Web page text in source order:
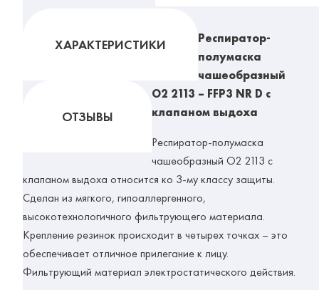
ХАРАКТЕРИСТИКИ
ОТЗЫВЫ
Респиратор-
полумаска
чашеобразный
О2 2113 – FFP3 NR D c
клапаном выдоха
Респиратор-полумаска
чашеобразный О2 2113 с
клапаном выдоха относится ко 3-му классу защиты.
Сделан из мягкого, гипоаллергенного,
высокотехнологичного фильтрующего материала.
Крепление резинок происходит в четырех точках – это
обеспечивает отличное прилегание к лицу.
Фильтрующий материал электростатического действия.